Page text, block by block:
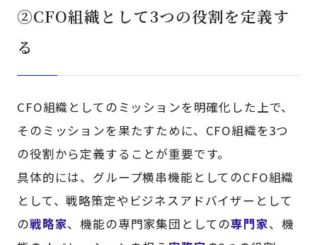
②CFO組織として3つの役割を定義す
る
CFO組織としてのミッションを明確化した上で、
そのミッションを果たすために、CFO組織を3つ
の役割から定義することが重要です。
具体的には、グループ横串機能としてのCFO組織
として、戦略策定やビジネスアドバイザーとして
の戦略家、機能の専門家集団としての専門家、機